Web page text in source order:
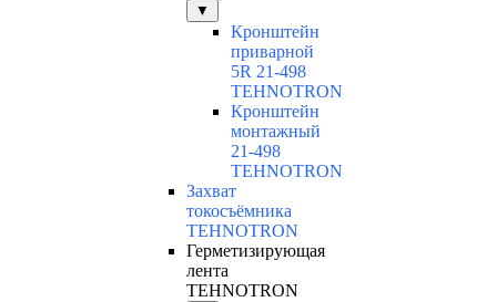
▼
Кронштейн
приварной
5R 21-498
TEHNOTRON
Кронштейн
монтажный
21-498
TEHNOTRON
Захват
токосъёмника
TEHNOTRON
Герметизирующая
лента
TEHNOTRON